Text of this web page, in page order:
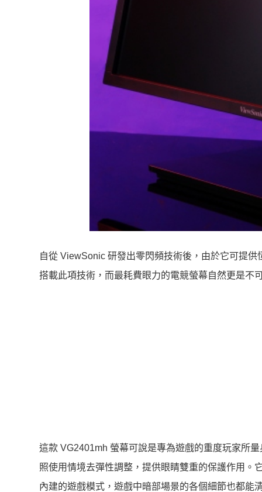
自從 ViewSonic 研發出零閃頻技術後，由於它可提
搭載此項技術，而最耗費眼力的電競螢幕自然更是不
這款 VG2401mh 螢幕可說是專為遊戲的重度玩家所
照使用情境去彈性調整，提供眼睛雙重的保護作用。
內建的遊戲模式，遊戲中暗部場景的各個細節也都能